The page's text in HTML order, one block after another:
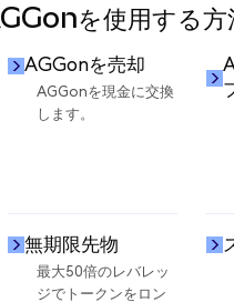
を使用する方
AGGonを売却
AGGonを現金に交換
します。
無期限先物
最大50倍のレバレッ
ジでトークンをロン